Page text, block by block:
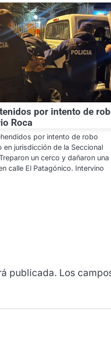
por intento de
Roca
por intento de robo
en jurisdicción de la Seccional
un cerco y dañaron una
calle El Patagónico. Intervino
publicada. Los